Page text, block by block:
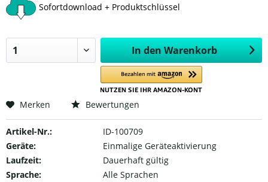
Sofortdownload + Produktschlüssel
In den Warenkorb
Merken Bewertungen
Artikel-Nr.:
ID-100709
Geräte:
Einmalige Geräteaktivierung
Laufzeit:
Dauerhaft gültig
Sprache:
Alle Sprachen